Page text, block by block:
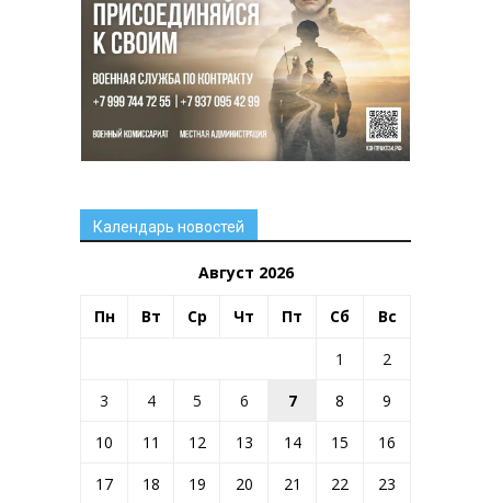
Календарь новостей
Август 2026
Пн Вт Ср Чт Пт Сб Вс
1
2
3
4 5 6 7 8
9
10
11 12 13 14 15
16
17
18 19 20 21 22
23